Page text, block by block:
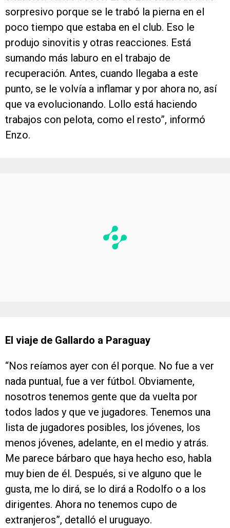
sorpresivo porque se le trabó la pierna en el
poco tiempo que estaba en el club. Eso le
produjo sinovitis y otras reacciones. Está
sumando más laburo en el trabajo de
recuperación. Antes, cuando llegaba a este
punto, se le volvía a inflamar y por ahora no, así
que va evolucionando. Lollo está haciendo
trabajos con pelota, como el resto”, informó
Enzo.
El viaje de Gallardo a Paraguay
“Nos reíamos ayer con él porque. No fue a ver
nada puntual, fue a ver fútbol. Obviamente,
nosotros tenemos gente que da vuelta por
todos lados y que ve jugadores. Tenemos una
lista de jugadores posibles, los jóvenes, los
menos jóvenes, adelante, en el medio y atrás.
Me parece bárbaro que haya hecho eso, habla
muy bien de él. Después, si ve alguno que le
gusta, me lo dirá, se lo dirá a Rodolfo o a los
dirigentes. Ahora no tenemos cupo de
extranjeros”, detalló el uruguayo.